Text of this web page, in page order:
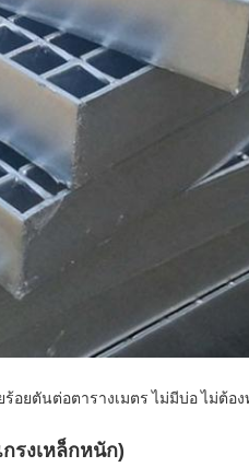
ยตันต่อตารางเมตร ไม่มีบ่อ ไม่ต้อ
รงเหล็กหนัก)